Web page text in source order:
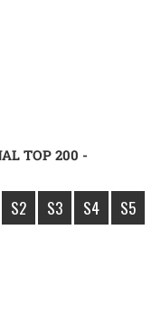
TOP 200 -
S2 S3 S4 S5